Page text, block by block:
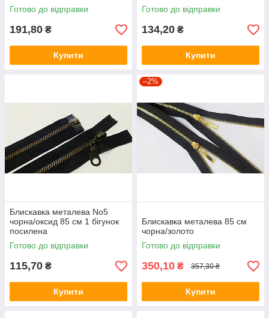
Готово до відправки
191,80 ₴
Купити
Готово до відправки
134,20 ₴
Купити
Блискавка металева No5
чорна/оксид 85 см 1 бігунок
посилена
Готово до відправки
115,70 ₴
Купити
–2%
Блискавка металева 85 см
чорна/золото
Готово до відправки
350,10 ₴ 357,30 ₴
Купити